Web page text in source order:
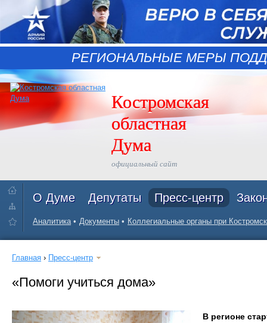
РЕГИОНАЛЬНЫЕ МЕРЫ
Костромская
областная
Дума
официальный сайт
О Думе Депутаты Пресс-центр
Аналитика Документы Коллегиальные органы при
Главная › Пресс-центр
«Помоги учиться дома»
В регионе